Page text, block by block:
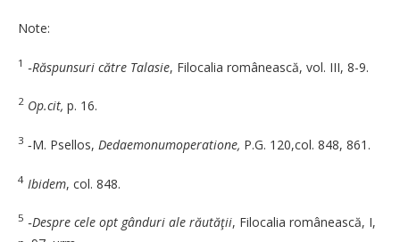
Note:
1 ‑Răspunsuri către Talasie, Fi­localia românească, vol. III, 8-9.
2 Op.cit, p. 16.
3 ‑M. Psellos, Dedaemo­nu­mo­­peratione, P.G. 120,col. 848, 861.
4 Ibidem, col. 848.
5 ‑Despre cele opt gânduri ale răutăţii, Filocalia ro­mâ­nească, I,